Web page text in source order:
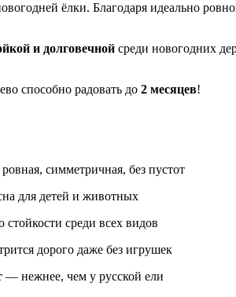
ёлки. Благодаря идеально
и долговечной среди новогодних
способно радовать до 2 месяцев!
симметричная, без пустот
для детей и животных
среди всех видов
дорого даже без игрушек
— нежнее, чем у русской ели